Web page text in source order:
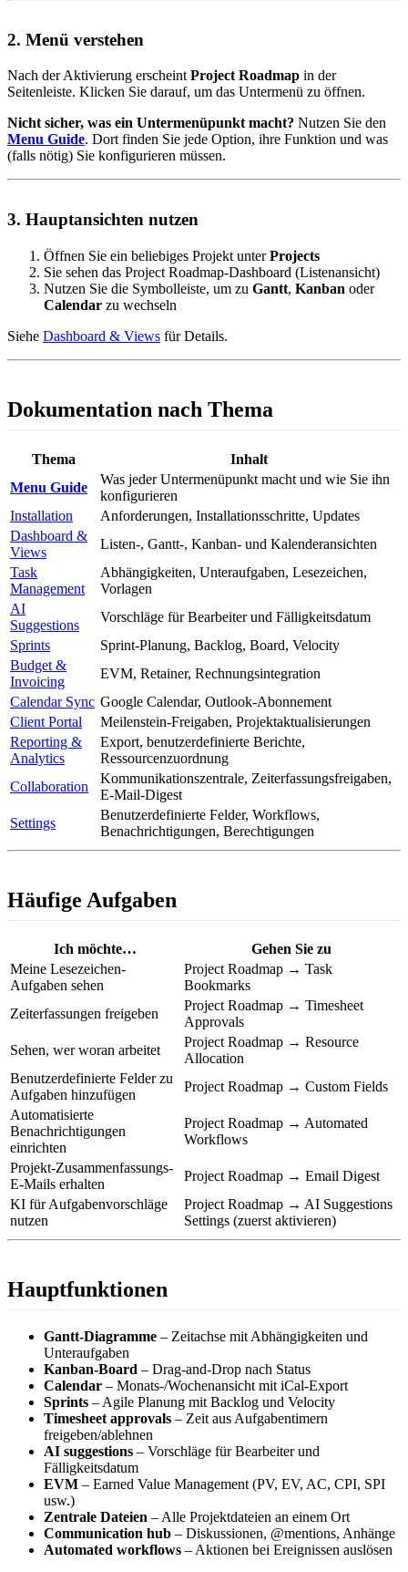
2. Menü verstehen
Nach der Aktivierung erscheintProject Roadmap in der
Seitenleiste. Klicken Sie darauf, um das Untermenü zu öffnen.
Nicht sicher, was ein Untermenüpunkt macht? Nutzen Sie den
Menu Guide. Dort finden Sie jede Option, ihre Funktion und was
(falls nötig) Sie konfigurieren müssen.
3. Hauptansichten nutzen
Öffnen Sie ein beliebiges Projekt unterProjects
Sie sehen das Project Roadmap-Dashboard (Listenansicht)
Nutzen Sie die Symbolleiste, um zu Gantt, Kanban oder
Calendar zu wechseln
Siehe Dashboard & Views für Details.
Dokumentation nach Thema
Thema
Inhalt
Menu Guide
Was jeder Untermenüpunkt macht und wie Sie ihn
konfigurieren
Installation
Anforderungen, Installationsschritte, Updates
Dashboard &
Views
Listen-, Gantt-, Kanban- und Kalenderansichten
Task
Management
Abhängigkeiten, Unteraufgaben, Lesezeichen,
Vorlagen
AI
Suggestions
Vorschläge für Bearbeiter und Fälligkeitsdatum
Sprints
Sprint-Planung, Backlog, Board, Velocity
Budget &
Invoicing
EVM, Retainer, Rechnungsintegration
Calendar Sync Google Calendar, Outlook-Abonnement
Client Portal
Meilenstein-Freigaben, Projektaktualisierungen
Reporting &
Analytics
Export, benutzerdefinierte Berichte,
Ressourcenzuordnung
Collaboration
Kommunikationszentrale, Zeiterfassungsfreigaben,
E-Mail-Digest
Settings
Benutzerdefinierte Felder, Workflows,
Benachrichtigungen, Berechtigungen
Häufige Aufgaben
Ich möchte…
Gehen Sie zu
Meine Lesezeichen-
Aufgaben sehen
Project Roadmap → Task
Bookmarks
Zeiterfassungen freigeben
Project Roadmap → Timesheet
Approvals
Sehen, wer woran arbeitet
Project Roadmap → Resource
Allocation
Benutzerdefinierte Felder zu
Aufgaben hinzufügen
Project Roadmap → Custom Fields
Automatisierte
Benachrichtigungen
einrichten
Project Roadmap → Automated
Workflows
Projekt-Zusammenfassungs-
E-Mails erhalten
Project Roadmap → Email Digest
KI für Aufgabenvorschläge
nutzen
Project Roadmap → AI Suggestions
Settings (zuerst aktivieren)
Hauptfunktionen
Gantt-Diagramme – Zeitachse mit Abhängigkeiten und
Unteraufgaben
Kanban-Board – Drag-and-Drop nach Status
Calendar – Monats-/Wochenansicht mit iCal-Export
Sprints – Agile Planung mit Backlog und Velocity
Timesheet approvals – Zeit aus Aufgabentimern
freigeben/ablehnen
AI suggestions – Vorschläge für Bearbeiter und
Fälligkeitsdatum
EVM – Earned Value Management (PV, EV, AC, CPI, SPI
usw.)
Zentrale Dateien – Alle Projektdateien an einem Ort
Communication hub – Diskussionen, @mentions, Anhänge
Automated workflows – Aktionen bei Ereignissen auslösen